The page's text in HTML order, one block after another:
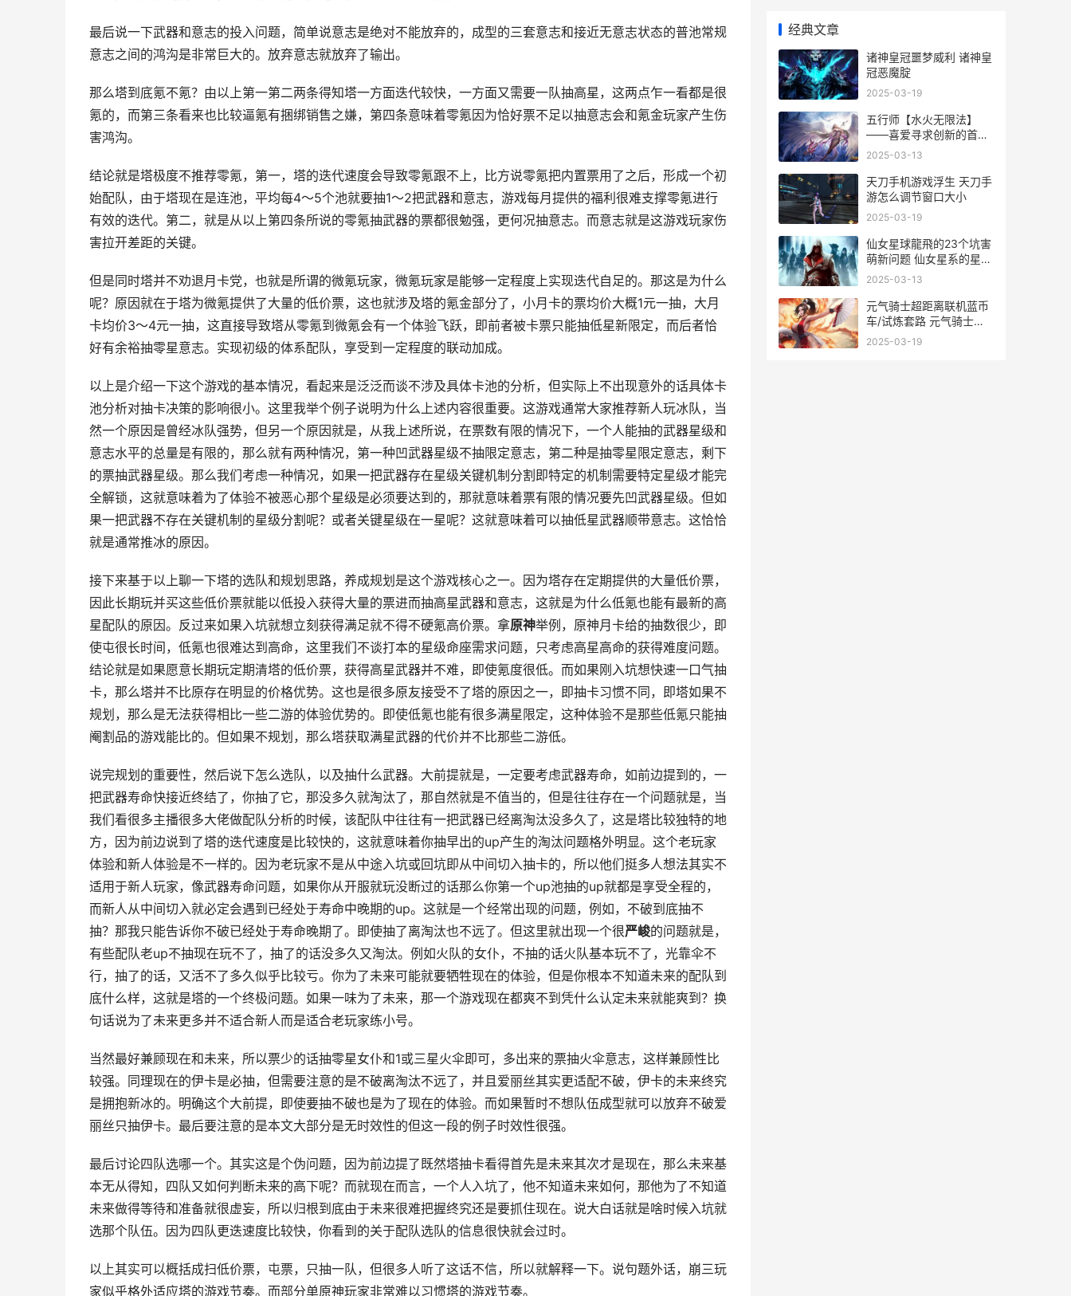
最后说一下武器和意志的投入问题，简单说意志是绝对不能放弃的，成型的三套意志和接近无意志状态的普池常规
意志之间的鸿沟是非常巨大的。放弃意志就放弃了输出。
那么塔到底氪不氪？由以上第一第二两条得知塔一方面迭代较快，一方面又需要一队抽高星，这两点乍一看都是很
氪的，而第三条看来也比较逼氪有捆绑销售之嫌，第四条意味着零氪因为恰好票不足以抽意志会和氪金玩家产生伤
害鸿沟。
结论就是塔极度不推荐零氪，第一，塔的迭代速度会导致零氪跟不上，比方说零氪把内置票用了之后，形成一个初
始配队，由于塔现在是连池，平均每4～5个池就要抽1～2把武器和意志，游戏每月提供的福利很难支撑零氪进行
有效的迭代。第二，就是从以上第四条所说的零氪抽武器的票都很勉强，更何况抽意志。而意志就是这游戏玩家伤
害拉开差距的关键。
但是同时塔并不劝退月卡党，也就是所谓的微氪玩家，微氪玩家是能够一定程度上实现迭代自足的。那这是为什么
呢？原因就在于塔为微氪提供了大量的低价票，这也就涉及塔的氪金部分了，小月卡的票均价大概1元一抽，大月
卡均价3～4元一抽，这直接导致塔从零氪到微氪会有一个体验飞跃，即前者被卡票只能抽低星新限定，而后者恰
好有余裕抽零星意志。实现初级的体系配队，享受到一定程度的联动加成。
以上是介绍一下这个游戏的基本情况，看起来是泛泛而谈不涉及具体卡池的分析，但实际上不出现意外的话具体卡
池分析对抽卡决策的影响很小。这里我举个例子说明为什么上述内容很重要。这游戏通常大家推荐新人玩冰队，当
然一个原因是曾经冰队强势，但另一个原因就是，从我上述所说，在票数有限的情况下，一个人能抽的武器星级和
意志水平的总量是有限的，那么就有两种情况，第一种凹武器星级不抽限定意志，第二种是抽零星限定意志，剩下
的票抽武器星级。那么我们考虑一种情况，如果一把武器存在星级关键机制分割即特定的机制需要特定星级才能完
全解锁，这就意味着为了体验不被恶心那个星级是必须要达到的，那就意味着票有限的情况要先凹武器星级。但如
果一把武器不存在关键机制的星级分割呢？或者关键星级在一星呢？这就意味着可以抽低星武器顺带意志。这恰恰
就是通常推冰的原因。
接下来基于以上聊一下塔的选队和规划思路，养成规划是这个游戏核心之一。因为塔存在定期提供的大量低价票，
因此长期玩并买这些低价票就能以低投入获得大量的票进而抽高星武器和意志，这就是为什么低氪也能有最新的高
星配队的原因。反过来如果入坑就想立刻获得满足就不得不硬氪高价票。拿原神举例，原神月卡给的抽数很少，即
使屯很长时间，低氪也很难达到高命，这里我们不谈打本的星级命座需求问题，只考虑高星高命的获得难度问题。
结论就是如果愿意长期玩定期清塔的低价票，获得高星武器并不难，即使氪度很低。而如果刚入坑想快速一口气抽
卡，那么塔并不比原存在明显的价格优势。这也是很多原友接受不了塔的原因之一，即抽卡习惯不同，即塔如果不
规划，那么是无法获得相比一些二游的体验优势的。即使低氪也能有很多满星限定，这种体验不是那些低氪只能抽
阉割品的游戏能比的。但如果不规划，那么塔获取满星武器的代价并不比那些二游低。
说完规划的重要性，然后说下怎么选队，以及抽什么武器。大前提就是，一定要考虑武器寿命，如前边提到的，一
把武器寿命快接近终结了，你抽了它，那没多久就淘汰了，那自然就是不值当的，但是往往存在一个问题就是，当
我们看很多主播很多大佬做配队分析的时候，该配队中往往有一把武器已经离淘汰没多久了，这是塔比较独特的地
方，因为前边说到了塔的迭代速度是比较快的，这就意味着你抽早出的up产生的淘汰问题格外明显。这个老玩家
体验和新人体验是不一样的。因为老玩家不是从中途入坑或回坑即从中间切入抽卡的，所以他们挺多人想法其实不
适用于新人玩家，像武器寿命问题，如果你从开服就玩没断过的话那么你第一个up池抽的up就都是享受全程的，
而新人从中间切入就必定会遇到已经处于寿命中晚期的up。这就是一个经常出现的问题，例如，不破到底抽不
抽？那我只能告诉你不破已经处于寿命晚期了。即使抽了离淘汰也不远了。但这里就出现一个很严峻的问题就是，
有些配队老up不抽现在玩不了，抽了的话没多久又淘汰。例如火队的女仆，不抽的话火队基本玩不了，光靠伞不
行，抽了的话，又活不了多久似乎比较亏。你为了未来可能就要牺牲现在的体验，但是你根本不知道未来的配队到
底什么样，这就是塔的一个终极问题。如果一味为了未来，那一个游戏现在都爽不到凭什么认定未来就能爽到？换
句话说为了未来更多并不适合新人而是适合老玩家练小号。
当然最好兼顾现在和未来，所以票少的话抽零星女仆和1或三星火伞即可，多出来的票抽火伞意志，这样兼顾性比
较强。同理现在的伊卡是必抽，但需要注意的是不破离淘汰不远了，并且爱丽丝其实更适配不破，伊卡的未来终究
是拥抱新冰的。明确这个大前提，即使要抽不破也是为了现在的体验。而如果暂时不想队伍成型就可以放弃不破爱
丽丝只抽伊卡。最后要注意的是本文大部分是无时效性的但这一段的例子时效性很强。
最后讨论四队选哪一个。其实这是个伪问题，因为前边提了既然塔抽卡看得首先是未来其次才是现在，那么未来基
本无从得知，四队又如何判断未来的高下呢？而就现在而言，一个人入坑了，他不知道未来如何，那他为了不知道
未来做得等待和准备就很虚妄，所以归根到底由于未来很难把握终究还是要抓住现在。说大白话就是啥时候入坑就
选那个队伍。因为四队更迭速度比较快，你看到的关于配队选队的信息很快就会过时。
以上其实可以概括成扫低价票，屯票，只抽一队，但很多人听了这话不信，所以就解释一下。说句题外话，崩三玩
家似乎格外适应塔的游戏节奏。而部分单原神玩家非常难以习惯塔的游戏节奏。
经典文章
诸神皇冠噩梦威利 诸神皇
冠恶魔腚
2025-03-19
五行师【水火无限法】
——喜爱寻求创新的首个
策略贴 水火五行怎么搭配
2025-03-13
天刀手机游戏浮生 天刀手
游怎么调节窗口大小
2025-03-19
仙女星球龍飛的23个坑害
萌新问题 仙女星系的星球
排列
2025-03-13
元气骑士超距离联机蓝币
车/试炼套路 元气骑士超
越界怎么获得
2025-03-19